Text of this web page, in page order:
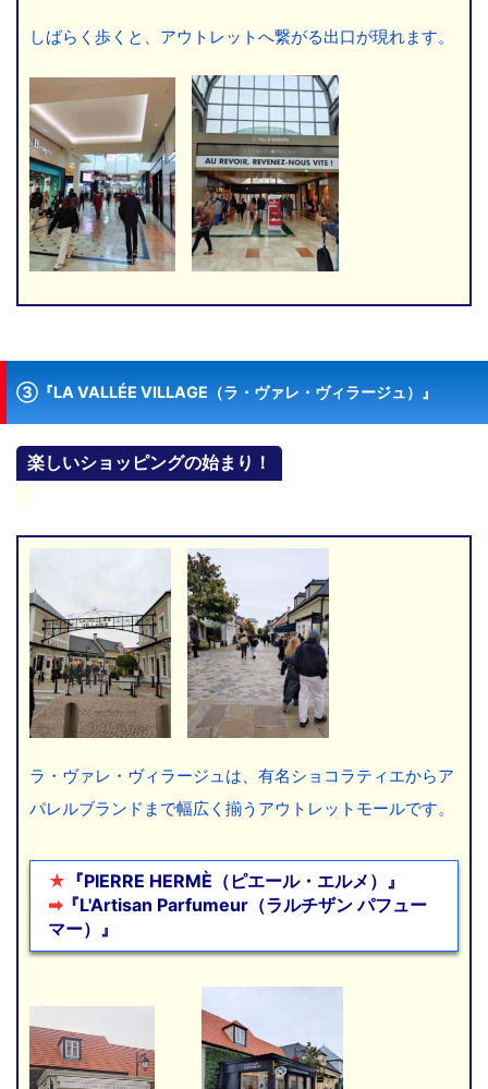
しばらく歩くと、アウトレットへ繋がる出口が現れます。
③『LA VALLÉE VILLAGE（ラ・ヴァレ・ヴィラージュ）』
楽しいショッピングの始まり！
ラ・ヴァレ・ヴィラージュは、有名ショコラティエからア
パレルブランドまで幅広く揃うアウトレットモールです。
★ 『PIERRE HERMÈ（ ピエール・エルメ）』
➡『L'Artisan Parfumeur （ラルチザン パフュー
マー）』